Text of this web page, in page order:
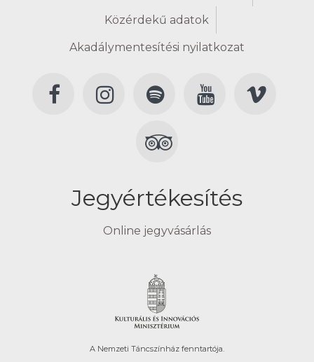
Közérdekű adatok
Akadálymentesítési nyilatkozat
Jegyértékesítés
Online jegyvásárlás
A Nemzeti Táncszínház fenntartója.